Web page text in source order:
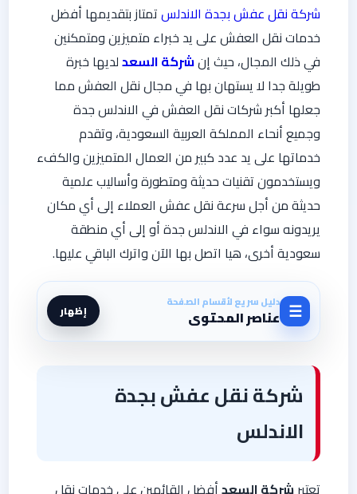
شركة نقل عفش بجدة الاندلستمتاز بتقديمها أفضل
خدمات نقل العفش على يد خبراء متميزين ومتمكنين
في ذلك المجال، حيث إنشركة السعدلديها خبرة
طويلة جدا لا يستهان بها في مجال نقل العفش مما
جعلها أكبر شركات نقل العفش في الاندلس جدة
وجميع أنحاء المملكة العربية السعودية، وتقدم
خدماتها على يد عدد كبير من العمال المتميزين والكفء
ويستخدمون تقنيات حديثة ومتطورة وأساليب علمية
حديثة من أجل سرعة نقل عفش العملاء إلى أي مكان
يريدونه سواء في الاندلس جدة أو إلى أي منطقة
سعودية أخرى، هيا اتصل بها الآن واترك الباقي عليها.
☰ دليل سريع لأقسام الصفحة
عناصر المحتوى إظهار
شركة نقل عفش بجدة
الاندلس
تعتبرشركة السعدأفضل القائمين على خدمات نقل